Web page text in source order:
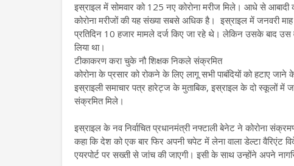
इस्राइल में सोमवार को 125 नए कोरोना मरीज मिले। आधे से
कोरोना मरीजों की यह संख्या सबसे अधिक है। इस्राइल में जनवरी
प्रतिदिन 10 हजार मामले दर्ज किए जा रहे थे। लेकिन उसके बाद
लिया था।
टीकाकरण करा चुके नौ शिक्षक निकले संक्रमित
कोरोना के प्रसार को रोकने के लिए लागू सभी पाबंदियों को हटाए
इस्राइली समाचार पत्र हारेट्ज के मुताबिक, इस्राइल के दो स्कूलों में
संक्रमित मिले।
इस्राइल के नव निर्वाचित प्रधानमंत्री नफ्टाली बेनेट ने कोरोना
कहा कि देश को एक बार फिर अपनी चपेट में लेना वाला डेल्टा वैरिएंट
एयरपोर्ट पर सख्ती से जांच की जाएगी। इसी के साथ उन्होंने अपने